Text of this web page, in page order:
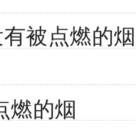
被点燃的烟
燃的烟